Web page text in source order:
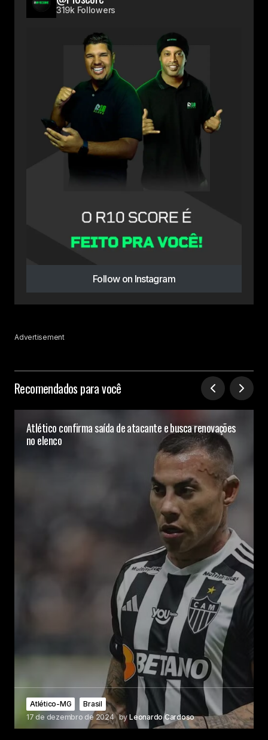
319k Followers
Follow on Instagram
Advertisement
Recomendados para você
Atlético confirma saída de atacante e busca renovações
no elenco
Atlético-MG
Brasil
17 de dezembro de 2024 by Leonardo Cardoso